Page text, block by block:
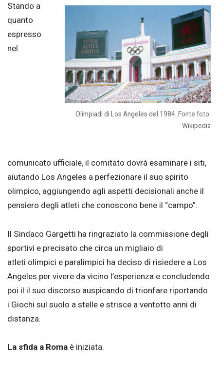
Olimpiadi di Los Angeles del 1984. Fonte foto:
Wikipedia
Stando a
quanto
espresso
nel
comunicato ufficiale, il comitato dovrà esaminare i siti,
aiutando Los Angeles a perfezionare il suo spirito
olimpico, aggiungendo agli aspetti decisionali anche il
pensiero degli atleti che conoscono bene il “campo”.
Il Sindaco Gargetti ha ringraziato la commissione degli
sportivi e precisato che circa un migliaio di
atleti olimpici e paralimpici ha deciso di risiedere a Los
Angeles per vivere da vicino l’esperienza e concludendo
poi il il suo discorso auspicando di trionfare riportando
i Giochi sul suolo a stelle e strisce a ventotto anni di
distanza.
La sfida a Roma è iniziata.